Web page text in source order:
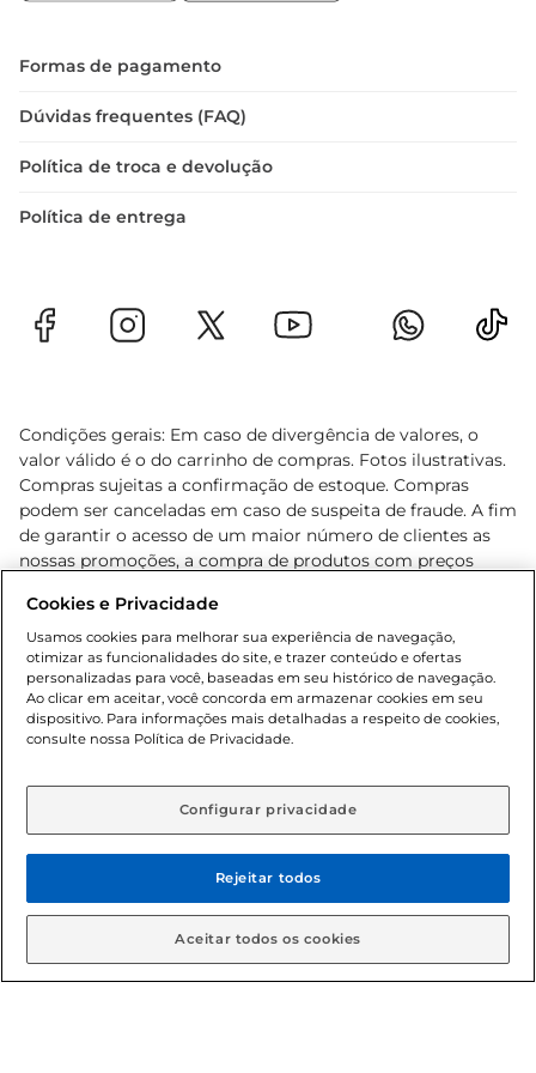
antiinflamatórias. Além de serem baixas em
sua dieta. Com as alcaparras Raiola, você não
também contribui para uma alimentação
Formas de pagamento
Dúvidas frequentes (FAQ)
Política de troca e devolução
Política de entrega
Condições gerais: Em caso de divergência de valores, o
valor válido é o do carrinho de compras. Fotos ilustrativas.
Compras sujeitas a confirmação de estoque. Compras
podem ser canceladas em caso de suspeita de fraude. A fim
de garantir o acesso de um maior número de clientes as
nossas promoções, a compra de produtos com preços
cliente. Os preços, ofertas e condições são exclusivos para
o e-commerce e válidos durante o dia de hoje, podendo
sofrer alterações sem prévia notificação. Proibida a venda
de bebidas alcoólicas para menores de 18 anos, conforme
Lei n.º 8069/90, art. 81, inciso II (Estatuto da Criança e do
Adolescente). Preços e condições exclusivos para o
aviso prévio. O valor mínimo para as compras on-line é de
© 2026 Copyright. Todos os direitos
reservados Gbarbosa.
Cookies e Privacidade
Usamos cookies para melhorar sua experiência de navegação,
otimizar as funcionalidades do site, e trazer conteúdo e ofertas
personalizadas para você, baseadas em seu histórico de navegação.
Ao clicar em aceitar, você concorda em armazenar cookies em seu
dispositivo. Para informações mais detalhadas a respeito de cookies,
consulte nossa Política de Privacidade.
Configurar privacidade
Rejeitar todos
Aceitar todos os cookies